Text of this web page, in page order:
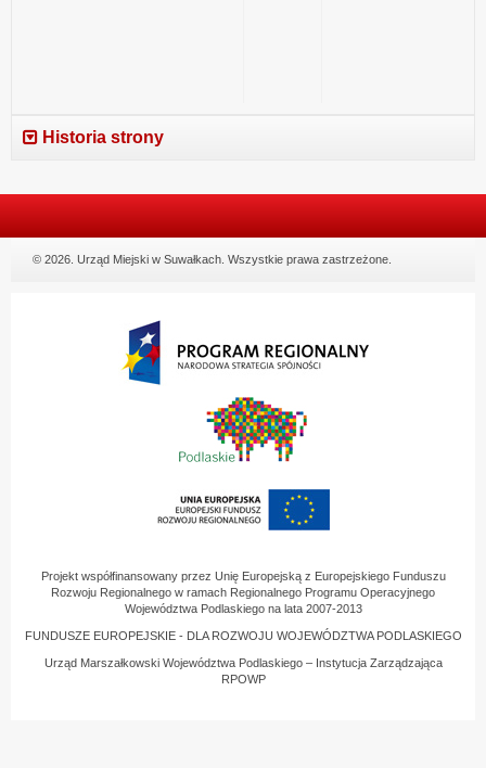
roku
czerwca
Historia strony
© 2026. Urząd Miejski w Suwałkach. Wszystkie prawa zastrzeżone.
Projekt współfinansowany przez Unię Europejską z Europejskiego Funduszu
Rozwoju Regionalnego w ramach Regionalnego Programu Operacyjnego
Województwa Podlaskiego na lata 2007-2013
FUNDUSZE EUROPEJSKIE - DLA ROZWOJU WOJEWÓDZTWA PODLASKIEGO
Urząd Marszałkowski Województwa Podlaskiego – Instytucja Zarządzająca
RPOWP